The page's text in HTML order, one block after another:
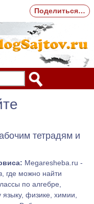
тетрадям и
Megaresheba.ru -
где можно найти
по алгебре,
физике, химии,
Поделиться…